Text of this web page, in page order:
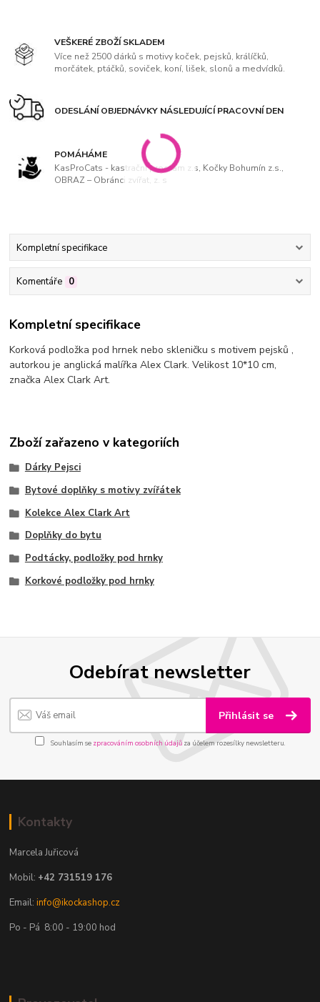
VEŠKERÉ ZBOŽÍ SKLADEM
Více než 2500 dárků s motivy koček, pejsků, králíčků,
morčátek, ptáčků, soviček, koní, lišek, slonů a medvídků.
ODESLÁNÍ OBJEDNÁVKY NÁSLEDUJÍCÍ PRACOVNÍ DEN
POMÁHÁME
KasProCats - kastrační program z.s, Kočky Bohumín z.s.,
OBRAZ – Obránci zvířat, z. s
Kompletní specifikace
Komentáře 0
Kompletní specifikace
Korková podložka pod hrnek nebo skleničku s motivem pejsků ,
autorkou je anglická malířka Alex Clark. Velikost 10*10 cm,
značka Alex Clark Art.
Zboží zařazeno v kategoriích
Dárky Pejsci
Bytové doplňky s motivy zvířátek
Kolekce Alex Clark Art
Doplňky do bytu
Podtácky, podložky pod hrnky
Korkové podložky pod hrnky
Odebírat newsletter
Přihlásit se
Souhlasím se zpracováním osobních údajůza účelem rozesílky newsletteru.
Kontakty
Marcela Juřicová
Mobil: +42 731519 176
Email:info@ikockashop.cz
Po - Pá 8:00 - 19:00 hod